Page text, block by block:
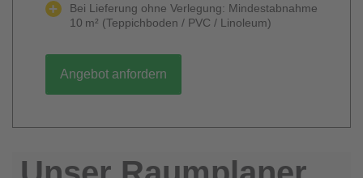
Bei Lieferung ohne Verlegung: Mindestabnahme
10 m² (Teppichboden / PVC / Linoleum)
Angebot anfordern